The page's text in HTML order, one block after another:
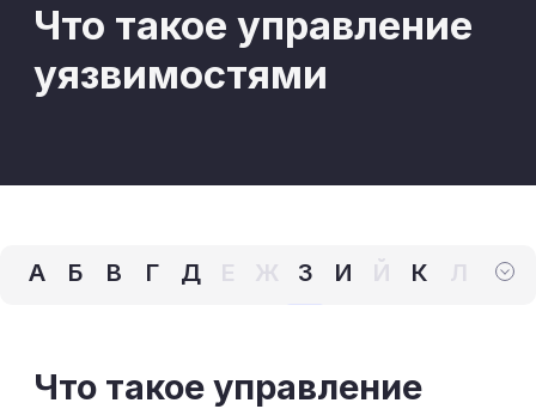
Что такое управление
уязвимостями
А Б В Г Д Е Ж З И Й К
Л
Что такое управление